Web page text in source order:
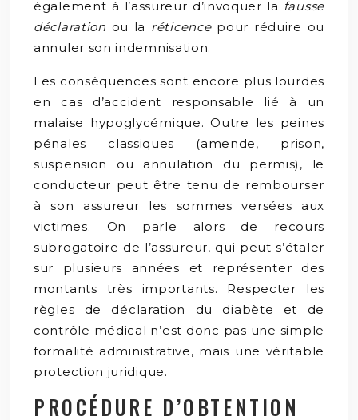
également à l’assureur d’invoquer la fausse
déclaration ou la réticencepour réduire ou
annuler son indemnisation.
Les conséquences sont encore plus lourdes
en cas d’accident responsable lié à un
malaise hypoglycémique. Outre les peines
pénales classiques (amende, prison,
suspension ou annulation du permis), le
conducteur peut être tenu de rembourser
à son assureur les sommes versées aux
victimes. On parle alors de recours
subrogatoire de l’assureur, qui peut s’étaler
sur plusieurs années et représenter des
montants très importants. Respecter les
règles de déclaration du diabète et de
contrôle médical n’est donc pas une simple
formalité administrative, mais une véritable
protection juridique.
PROCÉDURE D’OBTENTION